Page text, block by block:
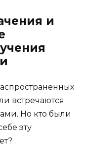
и
встречаются
Но кто были
эту